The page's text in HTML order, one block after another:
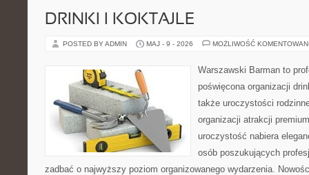
DRINKI I KOKTAJLE
POSTED BY ADMIN MAJ - 9 - 2026 MOŻLIWOŚĆ
Warszawski Barman to
poświęcona organizacji
także uroczystości
organizacji atrakcji
uroczystość nabiera
osób poszukujących
zadbać o najwyższy poziom organizowanego wydarzenia.